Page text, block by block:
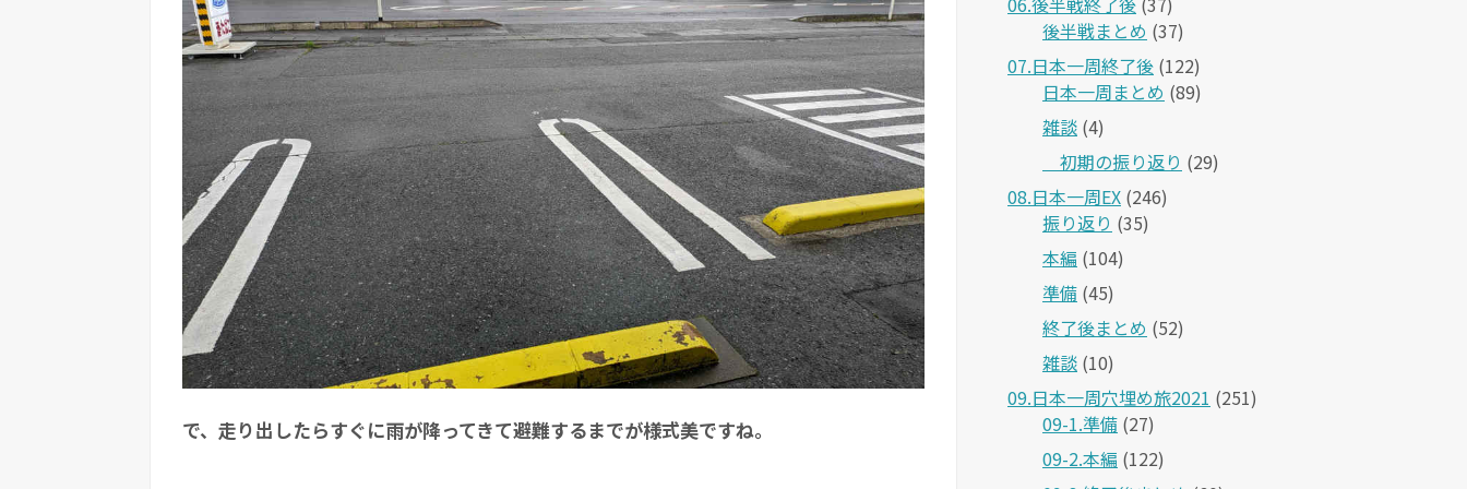
で、走り出したらすぐに雨が降ってきて避難するまでが様式美ですね。
後半戦まとめ (37)
07.日本一周終了後 (122)
日本一周まとめ (89)
雑談 (4)
＿初期の振り返り (29)
08.日本一周EX (246)
振り返り (35)
本編 (104)
準備 (45)
終了後まとめ (52)
雑談 (10)
09.日本一周穴埋め旅2021 (251)
09-1.準備 (27)
09-2.本編 (122)